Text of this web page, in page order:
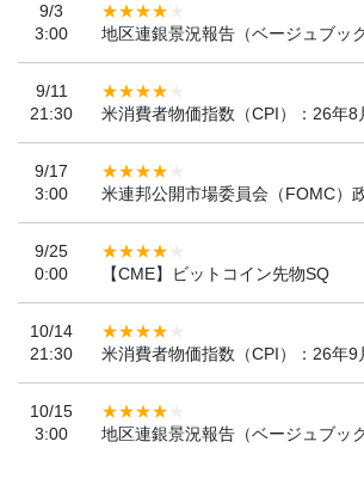
9/3
3:00
地区連銀景況報告（ベージュブック
9/11
21:30
米消費者物価指数（CPI）：26年8
9/17
3:00
米連邦公開市場委員会（FOMC）
9/25
0:00
【CME】ビットコイン先物SQ
10/14
21:30
米消費者物価指数（CPI）：26年9
10/15
3:00
地区連銀景況報告（ベージュブック